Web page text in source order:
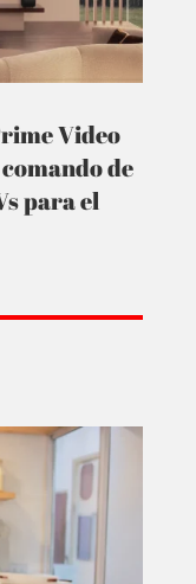
Video
de
para el